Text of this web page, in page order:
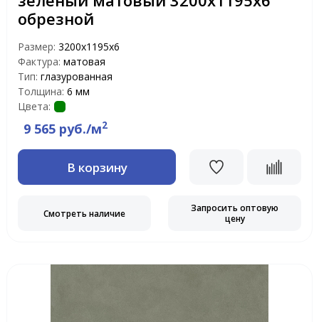
обрезной
Размер: 3200х1195х6
Фактура: матовая
Тип: глазурованная
Толщина: 6 мм
Цвета:
9 565 руб./м2
В корзину
Смотреть наличие
Запросить оптовую
цену